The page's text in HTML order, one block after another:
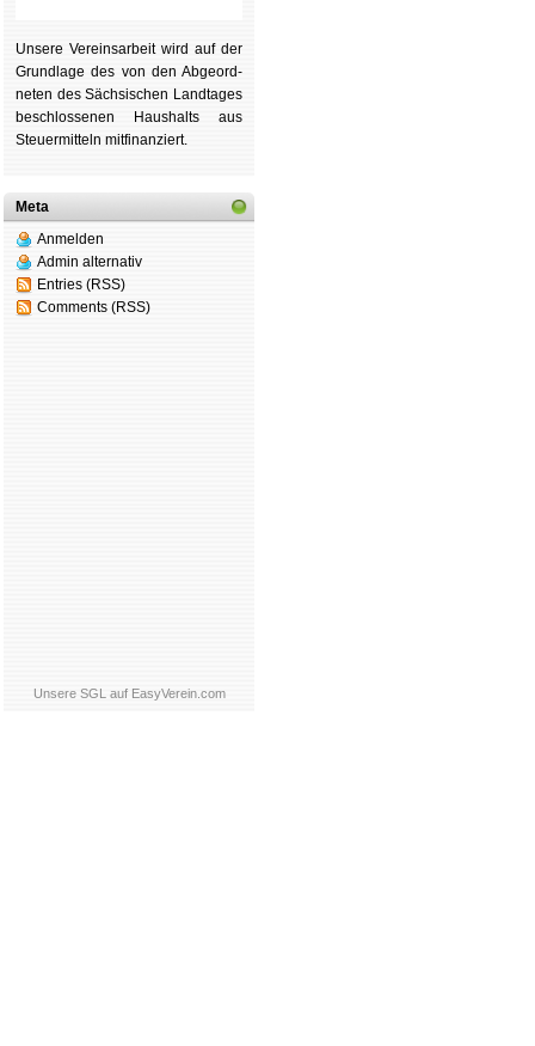
Unsere Ver­eins­ar­beit wird auf der
Grund­lage des von den Ab­ge­ord­
ne­ten des Säch­si­schen Land­tages
be­schlos­se­nen Haus­halts aus
Steu­er­mitteln mit­fi­nan­ziert.
Meta
Anmelden
Admin alternativ
Entries (RSS)
Comments (RSS)
Unsere SGL auf EasyVerein.com